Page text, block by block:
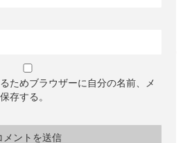
ためブラウザーに自分の名前、メ
存する。